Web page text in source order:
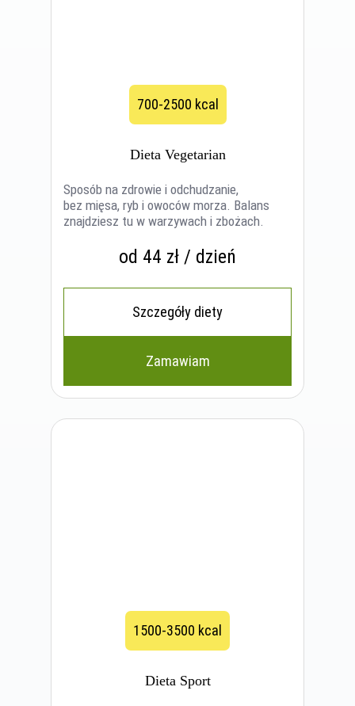
700-2500 kcal
Dieta Vegetarian
Sposób na zdrowie i odchudzanie,
bez mięsa, ryb i owoców morza. Balans
znajdziesz tu w warzywach i zbożach.
od 44 zł / dzień
Szczegóły diety
Zamawiam
1500-3500 kcal
Dieta Sport